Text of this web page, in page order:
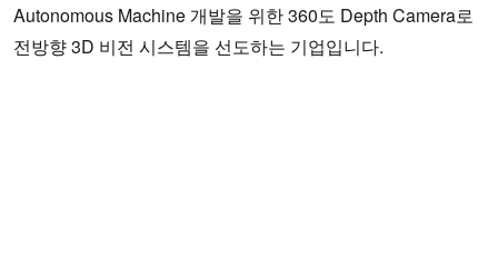
Autonomous Machine 개발을 위한 360도 Depth Camera로
전방향 3D 비전 시스템을 선도하는 기업입니다.